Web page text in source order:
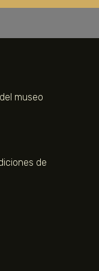
museo
de